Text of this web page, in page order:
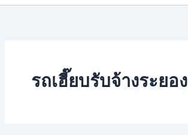
รถเฮี๊ยบรับจ้างระยอง